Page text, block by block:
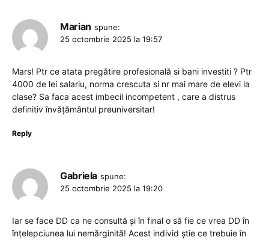
Marian spune:
25 octombrie 2025 la 19:57
Mars! Ptr ce atata pregătire profesională si bani investiti ? Ptr
4000 de lei salariu, norma crescuta si nr mai mare de elevi la
clase? Sa faca acest imbecil incompetent , care a distrus
definitiv învățământul preuniversitar!
Reply
Gabriela spune:
25 octombrie 2025 la 19:20
Iar se face DD ca ne consultă și în final o să fie ce vrea DD în
înțelepciunea lui nemărginită! Acest individ știe ce trebuie în